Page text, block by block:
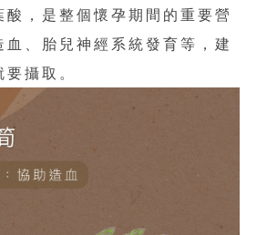
酸，是整個懷孕期間的重要營
血、胎兒神經系統發育等，建
攝取。